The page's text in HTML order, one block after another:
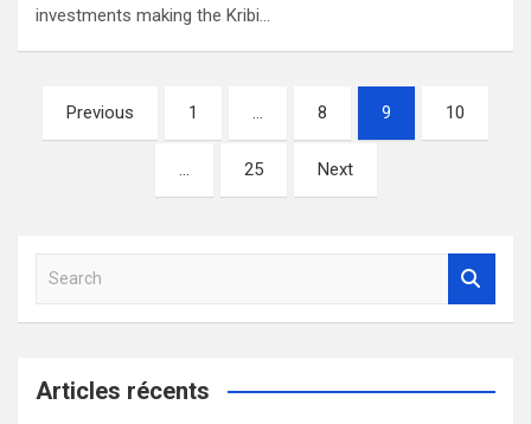
investments making the Kribi…
Pagination
des
publications
Previous 1 … 8 9 10
… 25 Next
a
c
Articles récents